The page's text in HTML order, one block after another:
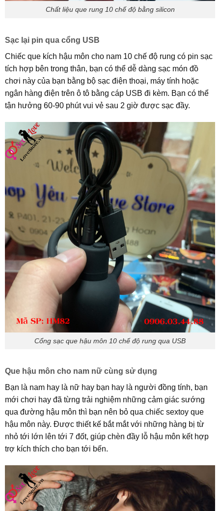
Chất liệu que rung 10 chế độ bằng silicon
Sạc lại pin qua cổng USB
Chiếc que kích hậu môn cho nam 10 chế độ rung có pin sạc
tích hợp bên trong thân, bạn có thể dễ dàng sạc món đồ
chơi này của bạn bằng bộ sạc điện thoại, máy tính hoặc
ngân hàng điện trên ô tô bằng cáp USB đi kèm. Bạn có thể
tận hưởng 60-90 phút vui vẻ sau 2 giờ được sạc đầy.
Cổng sạc que hậu môn 10 chế độ rung qua USB
Que hậu môn cho nam nữ cùng sử dụng
Bạn là nam hay là nữ hay bạn hay là người đồng tính, bạn
mới chơi hay đã từng trải nghiệm những cảm giác sướng
qua đường hậu môn thì bạn nên bỏ qua chiếc sextoy que
hậu môn này. Được thiết kế bắt mắt với những hàng bị từ
nhỏ tới lớn lên tới 7 đốt, giúp chèn đầy lỗ hậu môn kết hợp
trợ kích thích cho bạn tới bến.